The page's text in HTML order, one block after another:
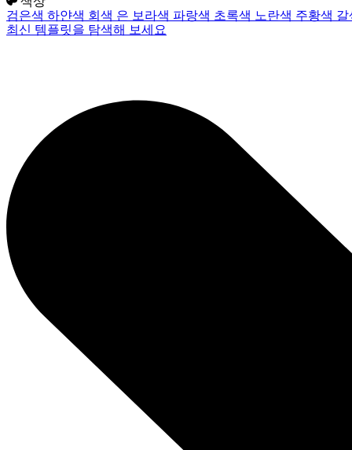
검은색 하얀색 회색 은 보라색 파랑색 초록색 노란색 주황색
최신 템플릿을 탐색해 보세요